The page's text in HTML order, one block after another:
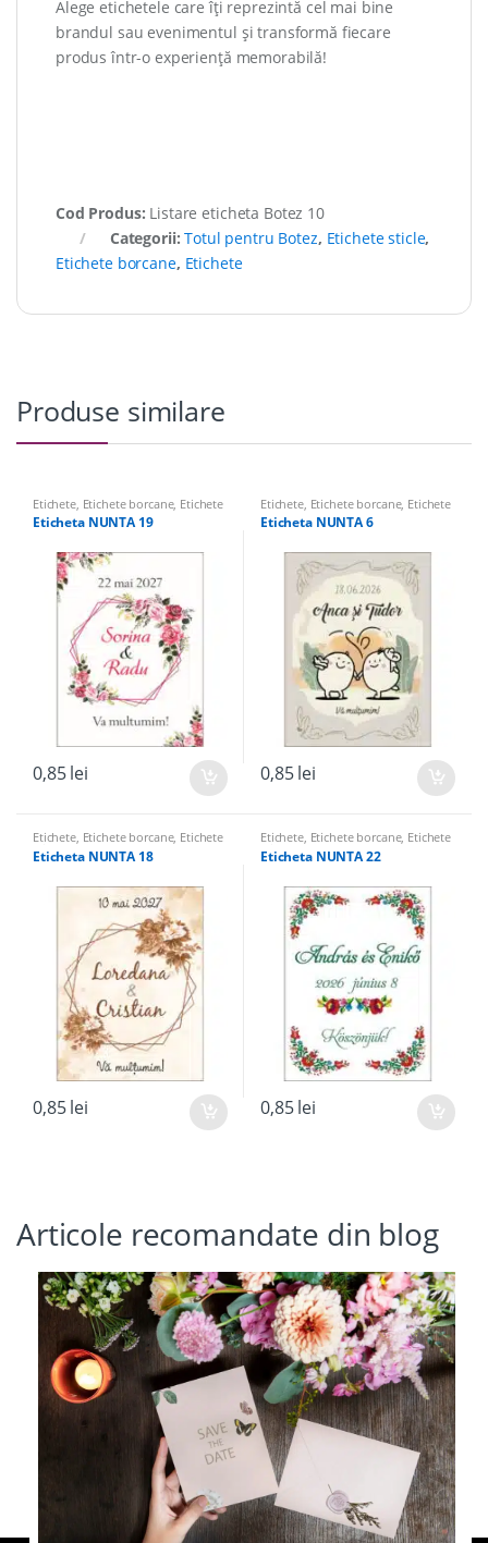
Alege etichetele care îți reprezintă cel mai bine
brandul sau evenimentul și transformă fiecare
produs într-o experiență memorabilă!
Cod Produs: Listare eticheta Botez 10
Categorii:Totul pentru Botez, Etichete sticle,
Etichete borcane, Etichete
Produse similare
Etichete, Etichete borcane, Etichete
sticle
Eticheta NUNTA 19
0,85lei
Etichete, Etichete borcane, Etichete
sticle
Eticheta NUNTA 6
0,85lei
Etichete, Etichete borcane, Etichete
sticle
Eticheta NUNTA 18
0,85lei
Etichete, Etichete borcane, Etichete
sticle
Eticheta NUNTA 22
0,85lei
Articole recomandate din blog